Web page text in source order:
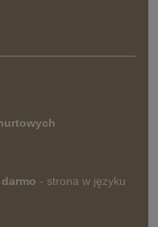
- strona w języku